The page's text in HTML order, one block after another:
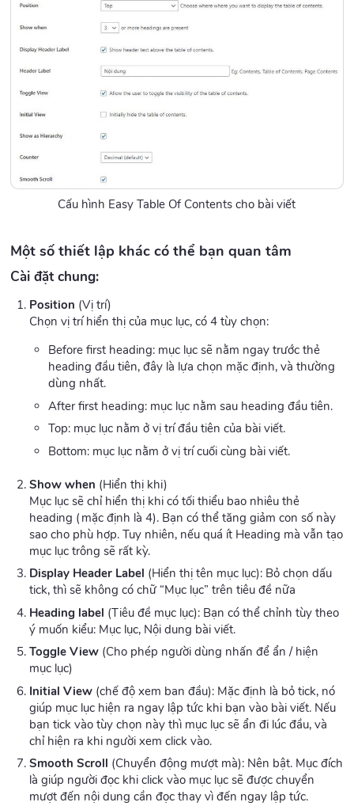
Cấu hình Easy Table Of Contents cho bài viết
Một số thiết lập khác có thể bạn quan tâm
Cài đặt chung:
Position (Vị trí)
Chọn vị trí hiển thị của mục lục, có 4 tùy chọn:
Before first heading: mục lục sẽ nằm ngay trước thẻ
heading đầu tiên, đây là lựa chọn mặc định, và thường
dùng nhất.
After first heading: mục lục nằm sau heading đầu tiên.
Top: mục lục nằm ở vị trí đầu tiên của bài viết.
Bottom: mục lục nằm ở vị trí cuối cùng bài viết.
Show when (Hiển thị khi)
Mục lục sẽ chỉ hiển thị khi có tối thiểu bao nhiêu thẻ
heading (mặc định là 4). Bạn có thể tăng giảm con số này
sao cho phù hợp. Tuy nhiên, nếu quá ít Heading mà vẫn tạo
mục lục trông sẽ rất kỳ.
Display Header Label (Hiển thị tên mục lục): Bỏ chọn dấu
tick, thì sẽ không có chữ “Mục lục” trên tiêu đề nữa
Heading label (Tiêu đề mục lục): Bạn có thể chỉnh tùy theo
ý muốn kiểu: Mục lục, Nội dung bài viết.
Toggle View (Cho phép người dùng nhấn để ẩn / hiện
mục lục)
Initial View (chế độ xem ban đầu): Mặc định là bỏ tick, nó
giúp mục lục hiện ra ngay lập tức khi bạn vào bài viết. Nếu
bạn tick vào tùy chọn này thì mục lục sẽ ẩn đi lúc đầu, và
chỉ hiện ra khi người xem click vào.
Smooth Scroll (Chuyển động mượt mà): Nên bật. Mục đích
là giúp người đọc khi click vào mục lục sẽ được chuyển
mượt đến nội dung cần đọc thay vì đến ngay lập tức.